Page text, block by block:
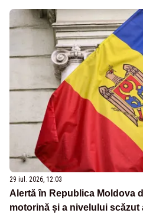
29 iul. 2026, 12:03
Alertă în Republica Moldova
motorină și a nivelului scăzut